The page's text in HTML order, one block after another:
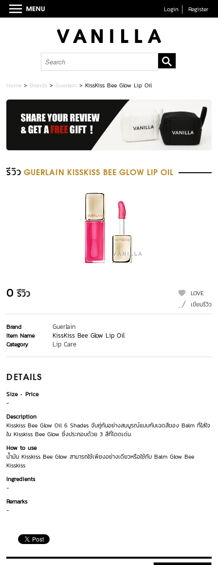
Login Register
Home > Brands > Guerlain >KissKiss Bee Glow Lip Oil
รีวิว GUERLAIN KISSKISS BEE GLOW LIP OIL
0 รีวิว
LOVE
เขียนรีวิว
Brand Guerlain
Item Name KissKiss Bee Glow Lip Oil
Category Lip Care
DETAILS
Size
Price
-
Description
Kisskiss Bee Glow Oil 6 Shades จับคู่กันอย่างสมบูรณ์แบบกับเฉดสีของ Balm ที่ใส่ใจ
ใน Kisskiss Bee Glow ซึ่งประกอบด้วย 3 สีที่โดดเด่น
How to use
น้ำมัน Kisskiss Bee Glow สามารถใช้เพียงอย่างเดียวหรือใช้กับ Balm Glow Bee
Kisskiss
Ingredients
-
Remarks
-